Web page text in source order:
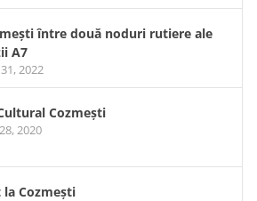
între două noduri rutiere ale
A7
2022
Cozmești
2020
la Cozmești